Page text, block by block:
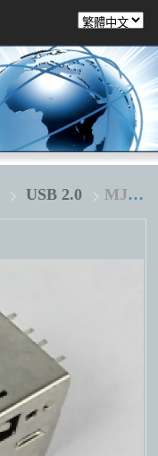
USB 2.0 MJUB-211X2AA1L1